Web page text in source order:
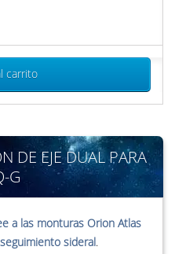
carrito
DE EJE DUAL PARA
G
a las monturas Orion Atlas
sideral.